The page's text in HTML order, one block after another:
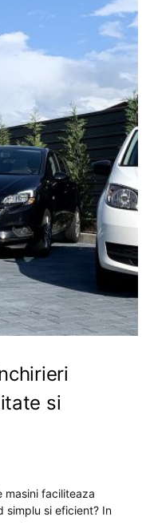
si
masini faciliteaza
simplu si eficient? In